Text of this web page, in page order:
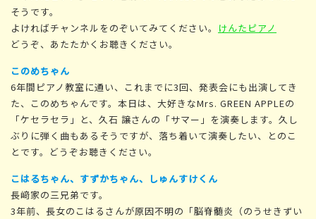
そうです。
よければチャンネルをのぞいてみてください。
けんたピアノ
どうぞ、あたたかくお聴きください。
このめちゃん
6年間ピアノ教室に通い、これまでに3回、発表会にも出演してき
た、このめちゃんです。本日は、大好きなMrs. GREEN APPLEの
「ケセラセラ」と、久石 譲さんの「サマー」を演奏します。久し
ぶりに弾く曲もあるそうですが、落ち着いて演奏したい、とのこ
とです。どうぞお聴きください。
こはるちゃん、すずかちゃん、しゅんすけくん
長﨑家の三兄弟です。
3年前、長女のこはるさんが原因不明の「脳脊髄炎（のうせきずい